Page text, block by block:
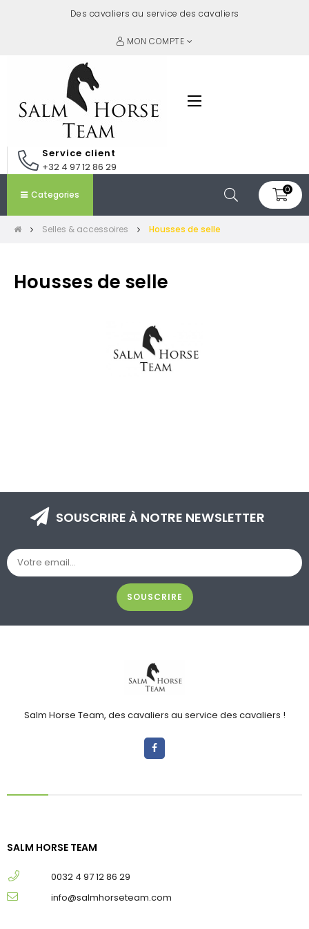
Des cavaliers au service des cavaliers
MON COMPTE
Basculer
☰
Service client
+32 4 97 12 86 29
Categories 0
Selles & accessoires Housses de selle
Housses de selle
SOUSCRIRE À NOTRE NEWSLETTER
SOUSCRIRE
Salm Horse Team, des cavaliers au service des cavaliers !
SALM HORSE TEAM
0032 4 97 12 86 29
info@salmhorseteam.com